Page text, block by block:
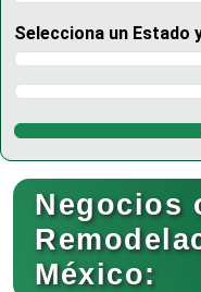
Selecciona un Estado
Selecciona un Estado
Selecciona un Municipio
Negocios
México: